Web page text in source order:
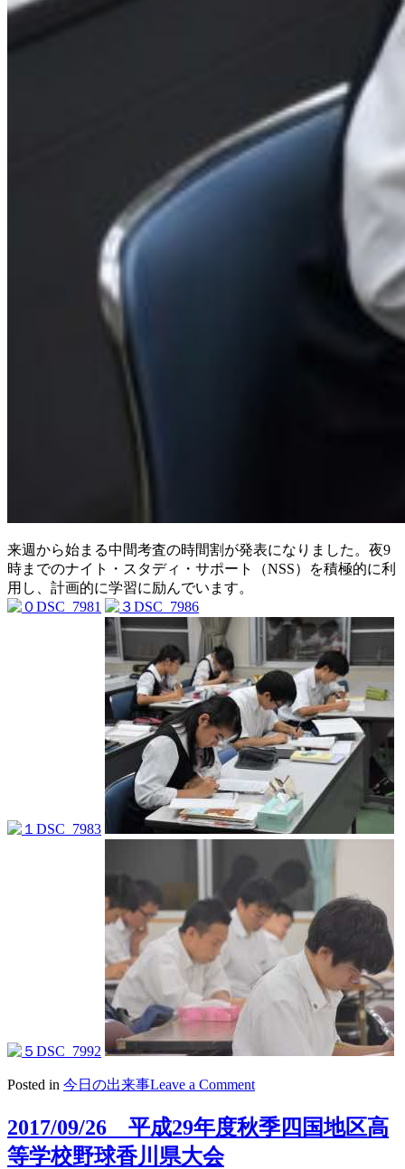
来週から始まる中間考査の時間割が発表になりました。夜9
時までのナイト・スタディ・サポート（NSS）を積極的に利
用し、計画的に学習に励んでいます。
Posted in 今日の出来事Leave a Commenton
ﾅ
ｲ
2017/09/26 平成29年度秋季四国地区高
等学校野球香川県大会